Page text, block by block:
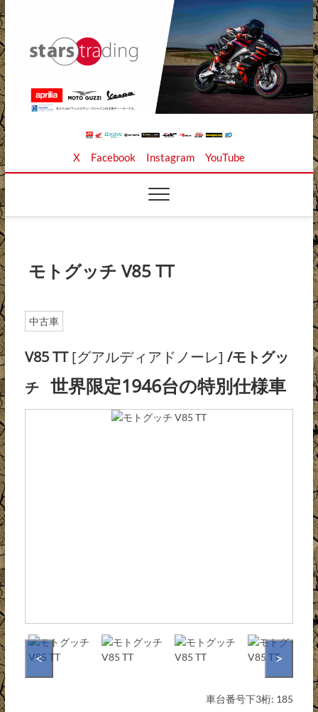
Skip
to
content
Stars Trading Ltd. |
株式会社スターズト
レーディング
APRILIA MOTO GUZZI正規ディーラー、REKLUSE、
X Facebook Instagram YouTube
モトグッチ V85 TT
中古車
V85 TT[グアルディアドノーレ] /モトグッ
チ
世界限定1946台の特別仕様車
< >
車台番号下3桁: 185